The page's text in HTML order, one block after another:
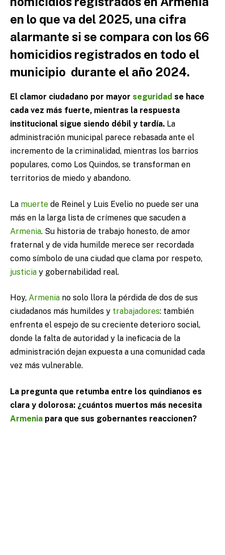
en lo que va del 2025, una cifra
alarmante si se compara con los 66
homicidios registrados en todo el
municipio durante el año 2024.
El clamor ciudadano por mayor seguridad se hace
cada vez más fuerte, mientras la respuesta
institucional sigue siendo débil y tardía. La
administración municipal parece rebasada ante el
incremento de la criminalidad, mientras los barrios
populares, como Los Quindos, se transforman en
territorios de miedo y abandono.
La muerte de Reinel y Luis Evelio no puede ser una
más en la larga lista de crímenes que sacuden a
Armenia. Su historia de trabajo honesto, de amor
fraternal y de vida humilde merece ser recordada
como símbolo de una ciudad que clama por respeto,
justicia y gobernabilidad real.
Hoy, Armenia no solo llora la pérdida de dos de sus
ciudadanos más humildes y trabajadores: también
enfrenta el espejo de su creciente deterioro social,
donde la falta de autoridad y la ineficacia de la
administración dejan expuesta a una comunidad cada
vez más vulnerable.
La pregunta que retumba entre los quindianos es
clara y dolorosa: ¿cuántos muertos más necesita
Armenia para que sus gobernantes reaccionen?